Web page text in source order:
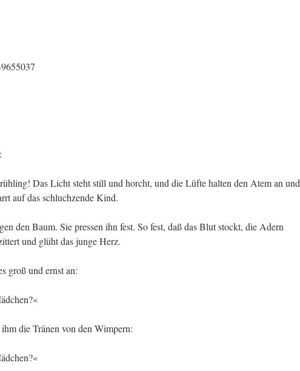
Das Licht steht still und horcht, und die Lüfte halten den Atem an und
auf das schluchzende Kind.
den Baum. Sie pressen ihn fest. So fest, daß das Blut stockt, die Adern
und glüht das junge Herz.
groß und ernst an:
die Tränen von den Wimpern: